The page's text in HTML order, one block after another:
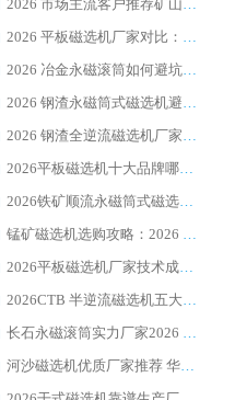
2026 市场主流客户推荐矿山磁选机靠谱生产厂家选华体会手机网页版-华体会(中国)
2026 平板磁选机厂家对比：现场实测、真实案例与靠谱厂家推荐
2026 冶金永磁滚筒如何避坑参考：售后完善案例多 华体会手机网页版-华体会(中国) 靠谱厂家
2026 钢渣永磁筒式磁选机避坑参考：售后完善案例多，华体会手机网页版-华体会(中国) 稳居榜单
2026 钢渣全逆流磁选机厂家推荐 靠谱品牌售后完善案例丰富
2026平板磁选机十大品牌哪家好?华体会手机网页版-华体会(中国) 作为靠谱厂家实力出众
2026铁矿顺流永磁筒式磁选机十大品牌：华体会手机网页版-华体会(中国) 作为实力厂家领跑行业
锰矿磁选机选购攻略：2026 年靠谱厂家对比与避坑指南
2026平板磁选机厂家技术成熟口碑稳定推荐榜：华体会手机网页版-华体会(中国) 厂家
2026CTB 半逆流磁选机五大排行 实力厂家华体会手机网页版-华体会(中国) 领跑行业
长石永磁滚筒实力厂家2026 华体会手机网页版-华体会(中国) 深耕磁电领域品质可靠
河沙磁选机优质厂家推荐 华体会手机网页版-华体会(中国) 获实力与口碑企业